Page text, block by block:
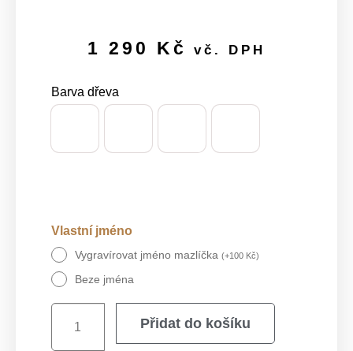
1 290 Kč vč. DPH
Barva dřeva
Vlastní jméno
Vygravírovat jméno mazlíčka (+100 Kč)
Beze jména
Přidat do košíku